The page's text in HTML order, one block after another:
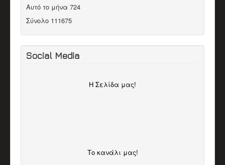
Αυτό το μήνα 724
Σύνολο 111675
Social Media
H Σελίδα μας!
Το κανάλι μας!